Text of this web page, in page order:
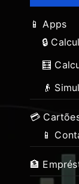
📱 Apps
🔒
🧮
👴
💳
📱
🏦